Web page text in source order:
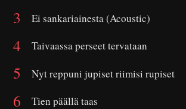
Ei sankariainesta (Acoustic)
Taivaassa perseet tervataan
Nyt reppuni jupiset riimisi rupiset
Tien päällä taas